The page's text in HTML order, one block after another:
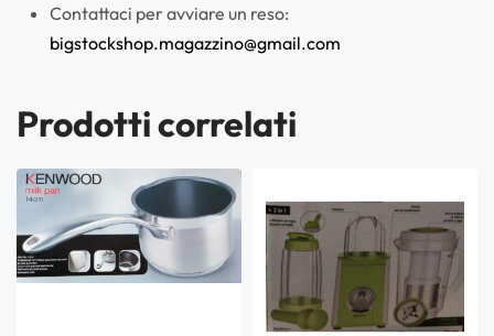
Contattaci per avviare un reso:
bigstockshop.magazzino@gmail.com
Prodotti correlati